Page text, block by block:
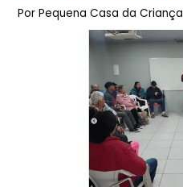
PorPequena Casa da Criança